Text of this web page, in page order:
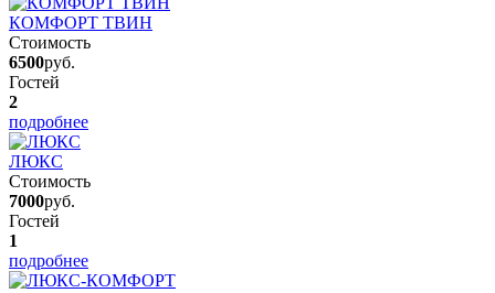
КОМФОРТ ТВИН
Стоимость
6500руб.
Гостей
2
подробнее
ЛЮКС
Стоимость
7000руб.
Гостей
1
подробнее